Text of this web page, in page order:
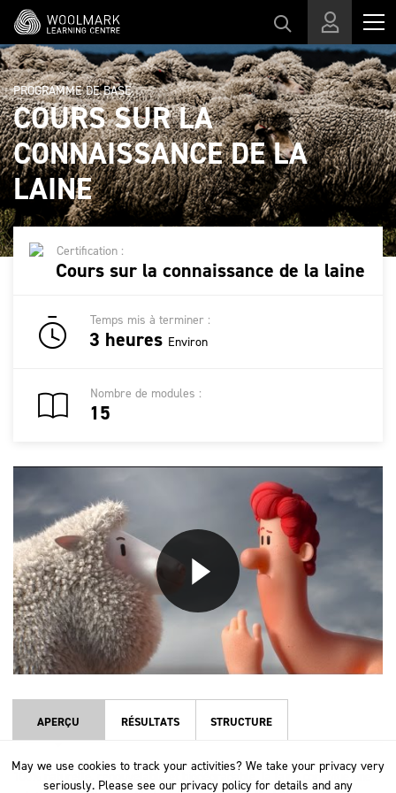
Passer au contenu principal
PROGRAMME DE BASE
COURS SUR LA
CONNAISSANCE DE LA
LAINE
APERÇU RÉSULTATS STRUCTURE
100% naturelle, renouvelable et biodégradable, la laine constitue une
Certification :
Cours sur la connaissance de la laine
Temps mis à terminer :
3 heures Environ
Nombre de modules :
15
May we use cookies to track your activities? We take your privacy very
seriously. Please see our privacy policy for details and any
May we use cookies to track your activities? We take your privacy very
seriously. Please see our privacy policy for details and any